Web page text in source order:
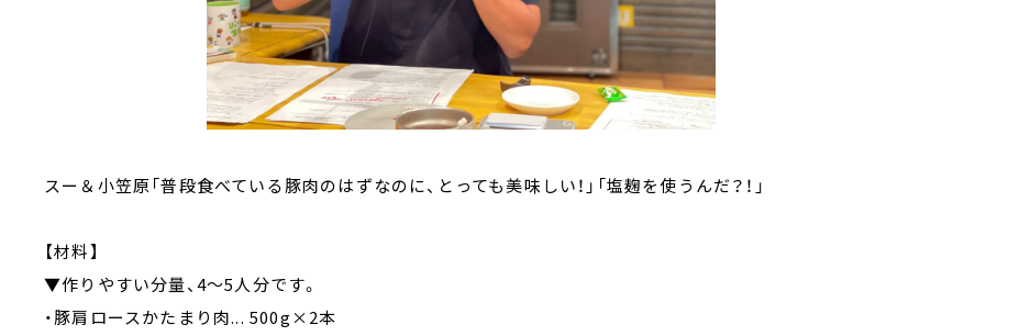
スー＆小笠原「普段食べている豚肉のはずなのに、とっても美味しい！」「塩麹を使うんだ？！」
【材料】
▼作りやすい分量、4～5人分です。
・豚肩ロースかたまり肉... 500g×2本